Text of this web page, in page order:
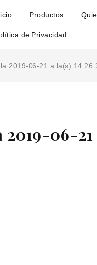
Productos
de Privacidad
2019-06-21 a la(s)
06-21